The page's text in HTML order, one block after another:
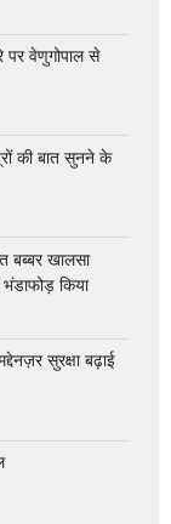
पर वेणुगोपाल से
की बात सुनने के
बब्बर खालसा
किया
सुरक्षा बढ़ाई